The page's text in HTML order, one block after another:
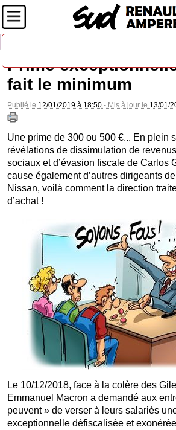
Prime
fait le minimum
Publié le 12/01/2019 à 18:50- Mis à jour le 13/01/
Une prime de 300 ou 500 €... En plein
révélations de dissimulation de
sociaux et d’évasion fiscale de Carlos
cause également d’autres dirigeants
Nissan, voilà comment la direction
d’achat !
Le 10/12/2018, face à la colère des
Emmanuel Macron a demandé aux
peuvent » de verser à leurs salariés
exceptionnelle défiscalisée et